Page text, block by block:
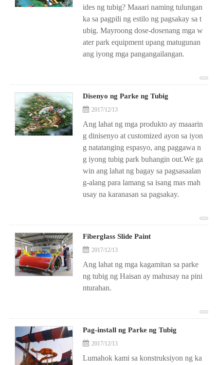
ides ng tubig? Maaari naming tulungan
ka sa pagpili ng estilo ng pagsakay sa t
ubig. Mayroong dose-dosenang mga w
ater park equipment upang matugunan
ang iyong mga pangangailangan.
Disenyo ng Parke ng Tubig
2017/12/13
Ang lahat ng mga produkto ay maaarin
g dinisenyo at customized ayon sa iyon
g natatanging espasyo, ang paggawa n
g iyong tubig park buhangin out.We ga
win ang lahat ng bagay sa pagsasaalan
g-alang para lamang sa isang mas mah
usay na karanasan sa pagsakay.
Fiberglass Slide Paint
2017/12/13
Ang lahat ng mga kagamitan sa parke
ng tubig ng Haisan ay mahusay na pini
nturahan.
Pag-install ng Parke ng Tubig
2017/12/13
Lumahok kami sa konstruksiyon ng ka